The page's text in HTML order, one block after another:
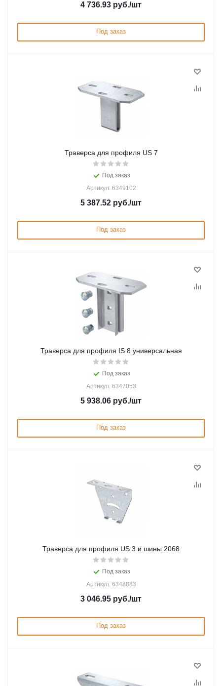
4 736.93 руб./шт
Под заказ
Траверса для профиля US 7
Под заказ
Артикул: 6349102
5 387.52 руб./шт
Под заказ
Траверса для профиля IS 8 универсальная
Под заказ
Артикул: 6347053
5 938.06 руб./шт
Под заказ
Траверса для профиля US 3 и шины 2068
Под заказ
Артикул: 6348883
3 046.95 руб./шт
Под заказ